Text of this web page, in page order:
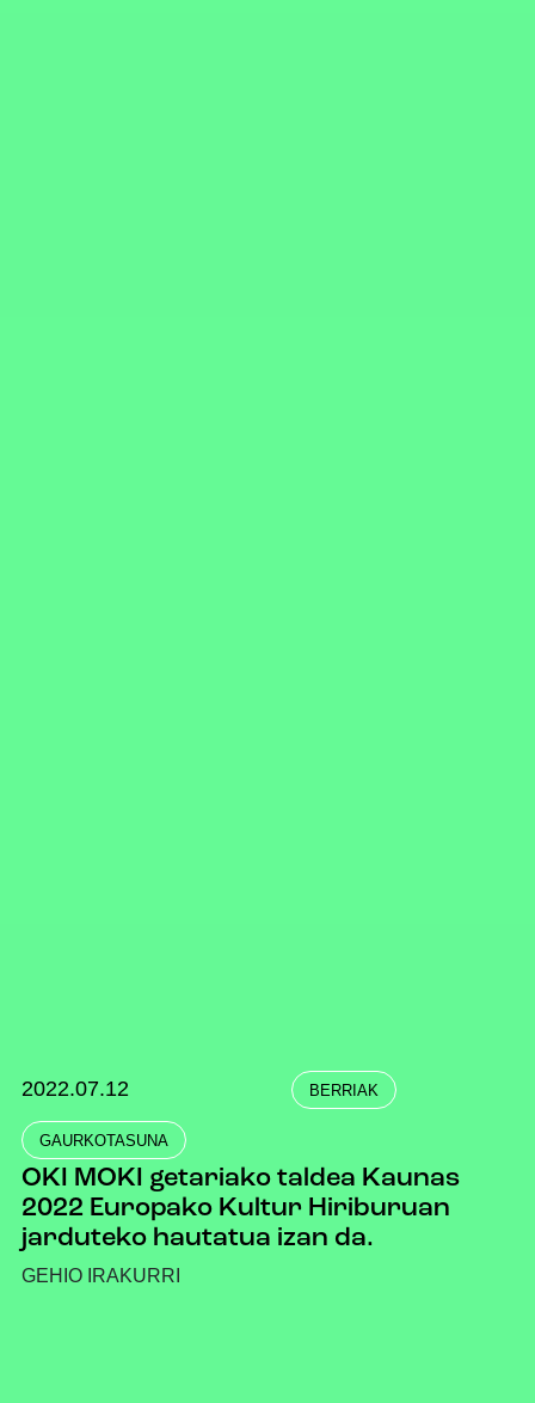
2022.07.12 BERRIAK
GAURKOTASUNA
OKI MOKI getariako taldea Kaunas
2022 Europako Kultur Hiriburuan
jarduteko hautatua izan da.
GEHIO IRAKURRI